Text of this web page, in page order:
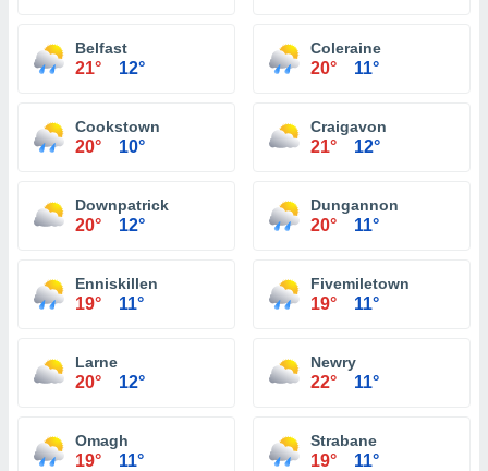
Belfast
21° 12°
Coleraine
20° 11°
Cookstown
20° 10°
Craigavon
21° 12°
Downpatrick
20° 12°
Dungannon
20° 11°
Enniskillen
19° 11°
Fivemiletown
19° 11°
Larne
20° 12°
Newry
22° 11°
Omagh
19° 11°
Strabane
19° 11°